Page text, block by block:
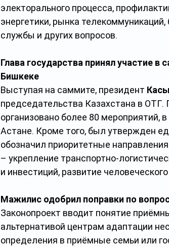
электорального процесса,
энергетики, рынка
службы и других вопросов.
Глава государства принял участие
Бишкеке
Выступая на саммите, президент
председательства Казахстана в ОТГ.
организовано более 80 мероприятий,
Астане. Кроме того, был утвержден
обозначил приоритетные
– укрепление транспортно-
и инвестиций, развитие
Мажилис одобрил поправки по
Законопроект вводит понятие
альтернативой центрам адаптации
определения в приёмные семьи или